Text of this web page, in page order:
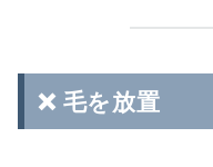
❌ 毛を放置